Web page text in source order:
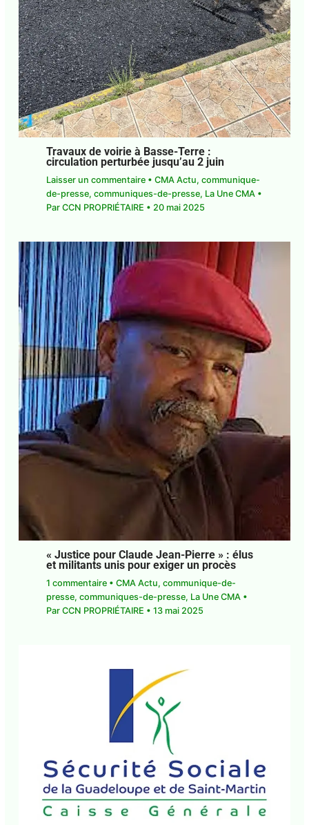
Travaux de voirie à Basse-Terre :
circulation perturbée jusqu’au 2 juin
Laisser un commentaire •CMA Actu,
communique-de-presse , communiques-de-
« Justice pour Claude Jean-Pierre » : élus
et militants unis pour exiger un procès
1 commentaire •CMA Actu ,communique-de-
presse, communiques-de-presse,La Une CMA
E-mail*
J'acceptel'accord de confidentialité